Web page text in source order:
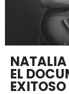
NATALIA
EL